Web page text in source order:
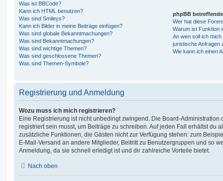
Was ist BBCode?
Kann ich HTML benutzen?
Was sind Smileys?
Kann ich Bilder in meine Beiträge einfügen?
Was sind globale Bekanntmachungen?
Was sind Bekanntmachungen?
Was sind wichtige Themen?
Was sind geschlossene Themen?
Was sind Themen-Symbole?
phpBB
Wer hat diese
Warum ist Funktion
An wen soll ich
juristische Anfragen
Wie kann ich einen
Registrierung und Anmeldung
Wozu muss ich mich registrieren?
Eine Registrierung ist nicht unbedingt zwingend. Die Board-Administration
registriert sein musst, um Beiträge zu schreiben. Auf jeden Fall erhältst du
zusätzliche Funktionen, die Gästen nicht zur Verfügung stehen: zum
E-Mail-Versand an andere Mitglieder, Beitritt zu Benutzergruppen und so
Anmeldung, da sie schnell erledigt ist und dir zahlreiche Vorteile bietet.
Nach oben